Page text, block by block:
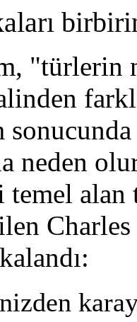
"türlerin
neden
alan